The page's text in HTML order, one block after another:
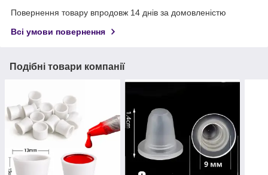
Повернення товару впродовж 14 днів за домовленістю
Всі умови повернення
Подібні товари компанії